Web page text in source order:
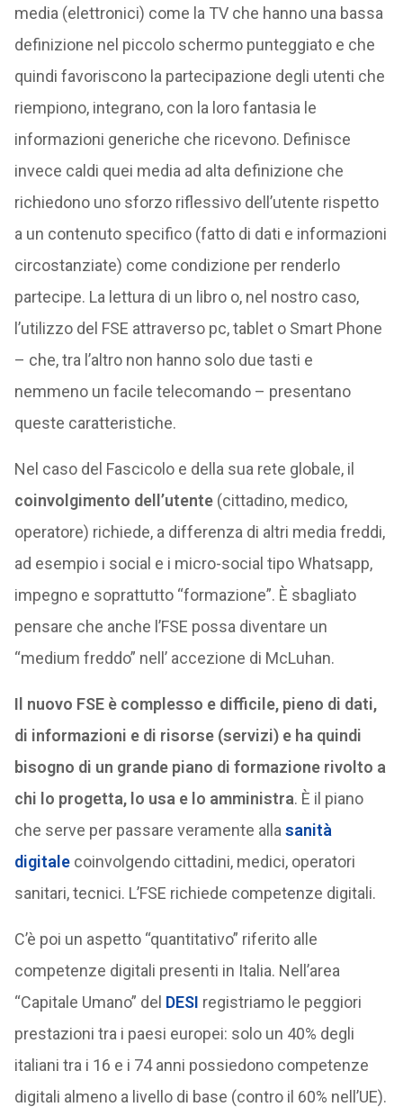
media (elettronici) come la TV che hanno una bassa
definizione nel piccolo schermo punteggiato e che
quindi favoriscono la partecipazione degli utenti che
riempiono, integrano, con la loro fantasia le
informazioni generiche che ricevono. Definisce
invece caldi quei media ad alta definizione che
richiedono uno sforzo riflessivo dell’utente rispetto
a un contenuto specifico (fatto di dati e informazioni
circostanziate) come condizione per renderlo
partecipe. La lettura di un libro o, nel nostro caso,
l’utilizzo del FSE attraverso pc, tablet o Smart Phone
– che, tra l’altro non hanno solo due tasti e
nemmeno un facile telecomando – presentano
queste caratteristiche.
Nel caso del Fascicolo e della sua rete globale, il
coinvolgimento dell’utente(cittadino, medico,
operatore) richiede, a differenza di altri media freddi,
ad esempio i social e i micro-social tipo Whatsapp,
impegno e soprattutto “formazione”. È sbagliato
pensare che anche l’FSE possa diventare un
“medium freddo” nell’ accezione di McLuhan.
Il nuovo FSE è complesso e difficile, pieno di dati,
di informazioni e di risorse (servizi) e ha quindi
bisogno di un grande piano di formazione rivolto a
chi lo progetta, lo usa e lo amministra. È il piano
che serve per passare veramente alla sanità
digitalecoinvolgendo cittadini, medici, operatori
sanitari, tecnici. L’FSE richiede competenze digitali.
C’è poi un aspetto “quantitativo” riferito alle
competenze digitali presenti in Italia. Nell’area
“Capitale Umano” del DESI registriamo le peggiori
prestazioni tra i paesi europei: solo un 40% degli
italiani tra i 16 e i 74 anni possiedono competenze
digitali almeno a livello di base (contro il 60% nell’UE).